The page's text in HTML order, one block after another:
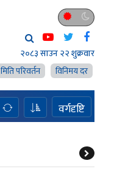
२०८३ साउन २२ शुक्रवार
मिति परिवर्तन विनिमय दर
वर्गदृष्टि